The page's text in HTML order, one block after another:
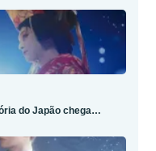
do Japão chega…